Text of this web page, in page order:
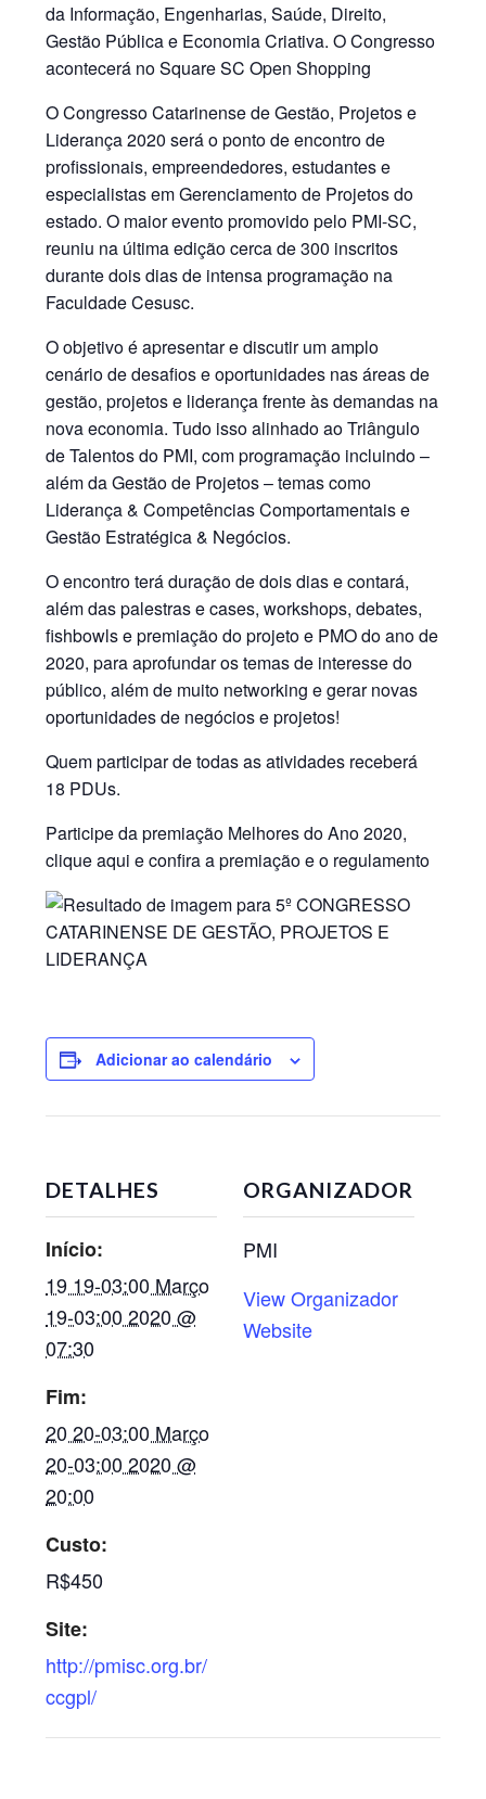
da Informação, Engenharias, Saúde, Direito,
Gestão Pública e Economia Criativa. O Congresso
acontecerá no Square SC Open Shopping
O Congresso Catarinense de Gestão, Projetos e
Liderança 2020 será o ponto de encontro de
profissionais, empreendedores, estudantes e
especialistas em Gerenciamento de Projetos do
estado. O maior evento promovido pelo PMI-SC,
reuniu na última edição cerca de 300 inscritos
durante dois dias de intensa programação na
Faculdade Cesusc.
O objetivo é apresentar e discutir um amplo
cenário de desafios e oportunidades nas áreas de
gestão, projetos e liderança frente às demandas na
nova economia. Tudo isso alinhado ao Triângulo
de Talentos do PMI, com programação incluindo –
além da Gestão de Projetos – temas como
Liderança & Competências Comportamentais e
Gestão Estratégica & Negócios.
O encontro terá duração de dois dias e contará,
além das palestras e cases, workshops, debates,
fishbowls e premiação do projeto e PMO do ano de
2020, para aprofundar os temas de interesse do
público, além de muito networking e gerar novas
oportunidades de negócios e projetos!
Quem participar de todas as atividades receberá
18 PDUs.
Participe da premiação Melhores do Ano 2020,
clique aqui e confira a premiação e o regulamento
Adicionar ao calendário
DETALHES
Início:
19 19-03:00 Março
19-03:00 2020 @
07:30
Fim:
20 20-03:00 Março
20-03:00 2020 @
20:00
Custo:
R$450
Site:
http://pmisc.org.br/
ccgpl/
ORGANIZADOR
PMI
View Organizador
Website